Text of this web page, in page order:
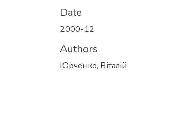
Date
2000-12
Authors
Юрченко, Віталій